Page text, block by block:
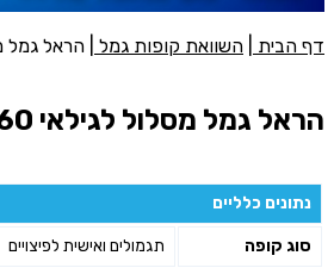
דף הבית השוואת קופות גמל הראל גמל
הראל גמל מסלול לגילאי 60 ומעלה
נתונים כלליים
סוג קופה תגמולים ואישית לפיצויים
סכום חיסכון בקרן
אני מאשר את תנאיי השימוש והפרטיות של
מאשר כי פרטיי ישמשו לקבלת פניות והצעות
פנסיוניים\ביטוח באמצעות טלפון, מייל או SMS מאיתנו או צד שלישי